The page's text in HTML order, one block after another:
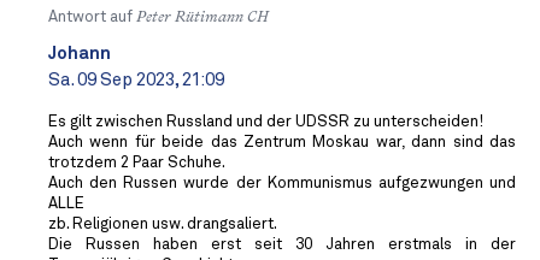
Antwort auf Peter Rütimann CH
Johann
Sa. 09 Sep 2023, 21:09
Es gilt zwischen Russland und der UDSSR zu unterscheiden!
Auch wenn für beide das Zentrum Moskau war, dann sind das
trotzdem 2 Paar Schuhe.
Auch den Russen wurde der Kommunismus aufgezwungen und
ALLE
zb. Religionen usw. drangsaliert.
Die Russen haben erst seit 30 Jahren erstmals in der